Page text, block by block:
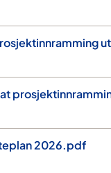
2026.pdf